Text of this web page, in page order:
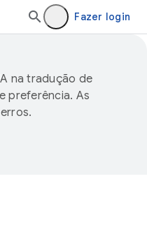
Fazer login
na tradução de
preferência. As